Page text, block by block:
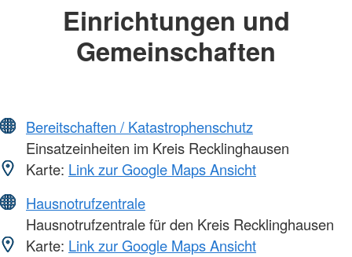
Einrichtungen und
Gemeinschaften
Bereitschaften / Katastrophenschutz
Einsatzeinheiten im Kreis Recklinghausen
Karte: Link zur Google Maps Ansicht
Hausnotrufzentrale
Hausnotrufzentrale für den Kreis Recklinghausen
Karte: Link zur Google Maps Ansicht